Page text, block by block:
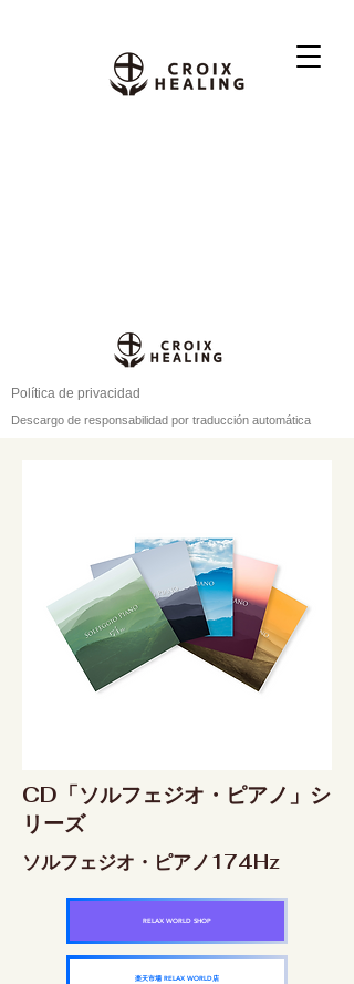
Política de privacidad
Descargo de responsabilidad por traducción automática
CD「ソルフェジオ・ピアノ」シ
リーズ
ソルフェジオ・ピアノ174Hz
RELAX WORLD SHOP
楽天市場 RELAX WORLD店